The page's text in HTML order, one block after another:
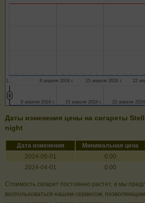
1… 8 апреля 2024 г. 15 апреля 2024 г. 22
8 апреля 2024 г.
8 апреля 2024 г. 15 апреля 2024 г.
15 апреля 2024 г. 22 апреля 2024
22 апреля 2024
Даты изменения цены на сигареты
night
Дата изменения Минимальная цена
2024-05-01
0.00
2024-04-01
0.00
Стоимость сигарет постоянно растет, и мы
воспользоваться нашим сервисом,